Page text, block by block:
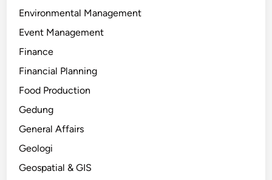
Environmental Management
Event Management
Finance
Financial Planning
Food Production
Gedung
General Affairs
Geologi
Geospatial & GIS